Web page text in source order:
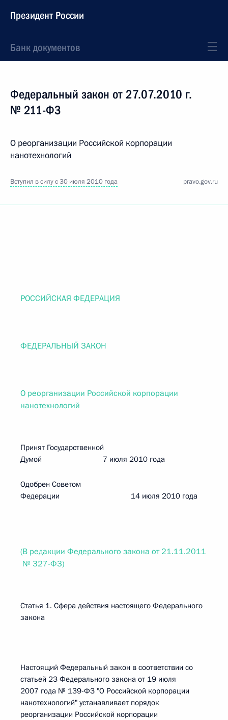
Президент России
Банк документов
Федеральный закон от 27.07.2010 г.
№ 211-ФЗ
О реорганизации Российской корпорации
нанотехнологий
Вступил в силу с 30 июля 2010 года pravo.gov.ru
РОССИЙСКАЯ ФЕДЕРАЦИЯ
ФЕДЕРАЛЬНЫЙ ЗАКОН
О реорганизации Российской корпорации
нанотехнологий
Принят Государственной
Думой 7 июля 2010 года
Одобрен Советом
Федерации 14 июля 2010 года
(В редакции Федерального закона от 21.11.2011
№ 327-ФЗ)
Статья 1. Сфера действия настоящего Федерального
закона
Настоящий Федеральный закон в соответствии со
статьей 23 Федерального закона от 19 июля
2007 года № 139-ФЗ "О Российской корпорации
нанотехнологий" устанавливает порядок
реорганизации Российской корпорации